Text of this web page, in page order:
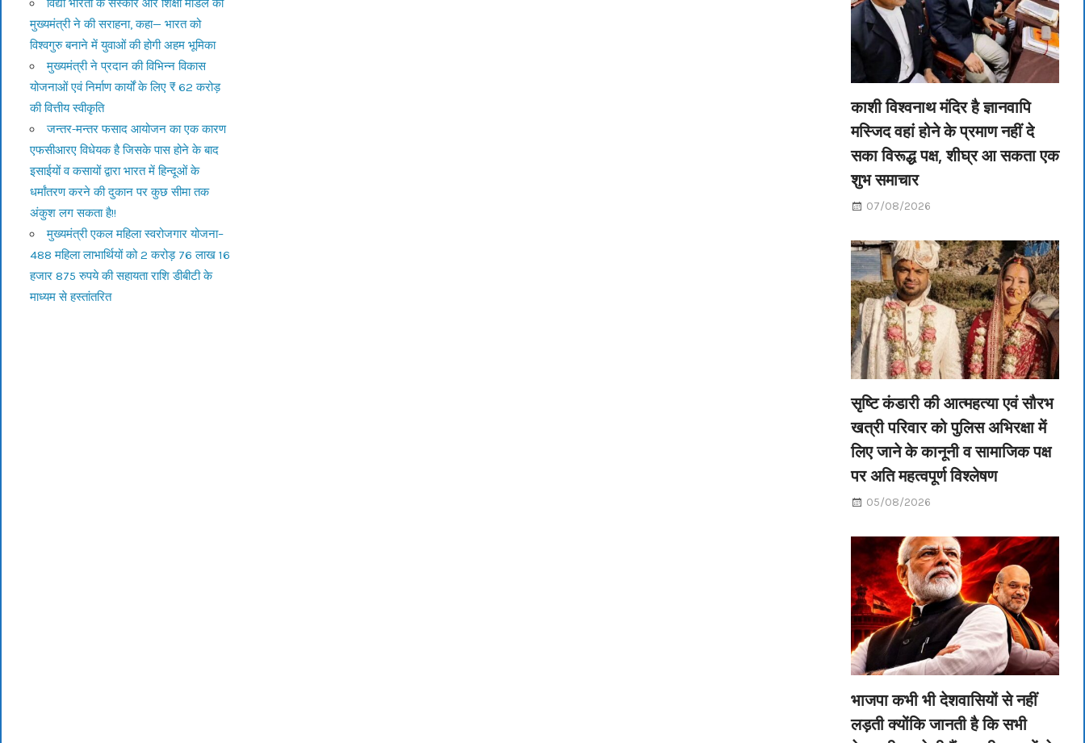
विद्या भारती के संस्कार और शिक्षा मॉडल की
मुख्यमंत्री ने की सराहना, कहा— भारत को
विश्वगुरु बनाने में युवाओं की होगी अहम भूमिका
मुख्यमंत्री ने प्रदान की विभिन्न विकास
योजनाओं एवं निर्माण कार्यों के लिए ₹ 62 करोड़
की वित्तीय स्वीकृति
जन्तर-मन्तर फसाद आयोजन का एक कारण
एफसीआरए विधेयक है जिसके पास होने के बाद
इसाईयों व कसायों द्वारा भारत में हिन्दूओं के
धर्मांतरण करने की दुकान पर कुछ सीमा तक
अंकुश लग सकता है!!
मुख्यमंत्री एकल महिला स्वरोजगार योजना–
488 महिला लाभार्थियों को 2 करोड़ 76 लाख 16
हजार 875 रुपये की सहायता राशि डीबीटी के
माध्यम से हस्तांतरित
काशी विश्वनाथ मंदिर है ज्ञानवापि
मस्जिद वहां होने के प्रमाण नहीं दे
सका विरूद्ध पक्ष, शीघ्र आ सकता एक
शुभ समाचार
07/08/2026
सृष्टि कंडारी की आत्महत्या एवं सौरभ
खत्री परिवार को पुलिस अभिरक्षा में
लिए जाने के कानूनी व सामाजिक पक्ष
पर अति महत्वपूर्ण विश्लेषण
05/08/2026
भाजपा कभी भी देशवासियों से नहीं
लड़ती क्योंकि जानती है कि सभी